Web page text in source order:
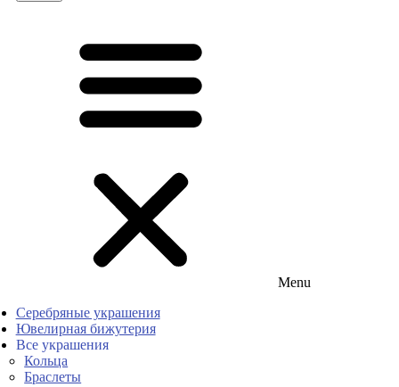
Menu
Серебряные украшения
Ювелирная бижутерия
Все украшения
Кольца
Браслеты